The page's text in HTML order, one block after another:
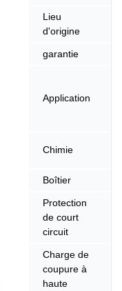
Lieu
d'origine
garantie
Application
Chimie
Boîtier
Protection
de court
circuit
Charge de
coupure à
haute